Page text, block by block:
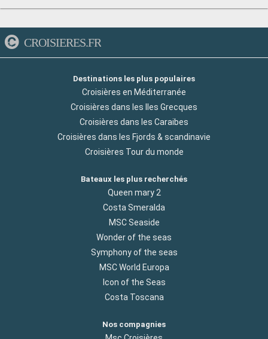
CROISIERES.FR
Destinations les plus populaires
Croisières en Méditerranée
Croisières dans les Iles Grecques
Croisières dans les Caraibes
Croisières dans les Fjords & scandinavie
Croisières Tour du monde
Bateaux les plus recherchés
Queen mary 2
Costa Smeralda
MSC Seaside
Wonder of the seas
Symphony of the seas
MSC World Europa
Icon of the Seas
Costa Toscana
Nos compagnies